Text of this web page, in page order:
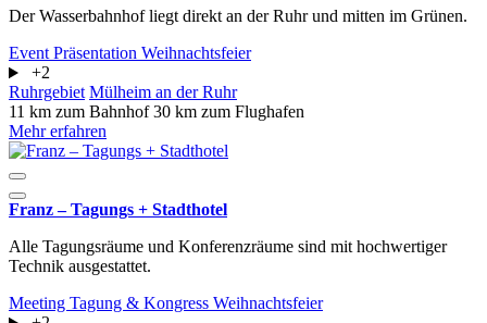
Der Wasserbahnhof liegt direkt an der Ruhr und mitten im Grünen.
Event Präsentation Weihnachtsfeier
+2
Ruhrgebiet Mülheim an der Ruhr
11 km zum Bahnhof30 km zum Flughafen
Mehr erfahren
Franz – Tagungs + Stadthotel
Alle Tagungsräume und Konferenzräume sind mit hochwertiger
Technik ausgestattet.
Meeting Tagung & Kongress Weihnachtsfeier